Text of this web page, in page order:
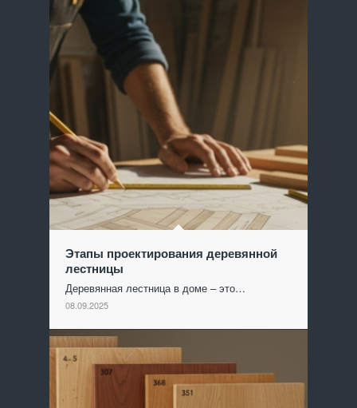
Этапы проектирования деревянной
лестницы
Деревянная лестница в доме – это…
08.09.2025